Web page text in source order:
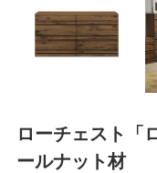
ローチェスト「
ールナット材